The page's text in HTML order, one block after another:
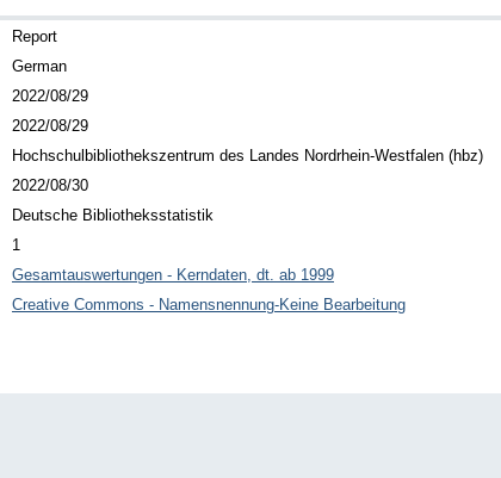
Report
German
2022/08/29
2022/08/29
Hochschulbibliothekszentrum des Landes Nordrhein-Westfalen (hbz)
2022/08/30
Deutsche Bibliotheksstatistik
1
Gesamtauswertungen - Kerndaten, dt. ab 1999
Creative Commons - Namensnennung-Keine Bearbeitung